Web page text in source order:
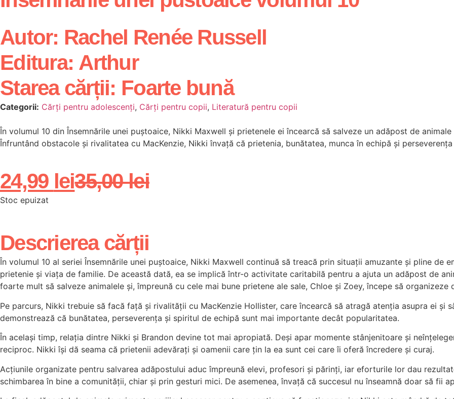
Autor: Rachel Renée Russell
Editura: Arthur
Starea cărții: Foarte bună
Categorii: Cărți pentru adolescenți, Cărți pentru copii, Literatură pentru copii
În volumul 10 din Însemnările unei puștoaice, Nikki Maxwell și prietenele ei încearcă să salveze un adăpost de
Înfruntând obstacole și rivalitatea cu MacKenzie, Nikki învață că prietenia, bunătatea, munca în echipă și
35,00lei
24,99 lei
Stoc epuizat
Descrierea cărții
În volumul 10 al seriei Însemnările unei puștoaice, Nikki Maxwell continuă să treacă prin situații amuzante și pline de
prietenie și viața de familie. De această dată, ea se implică într-o activitate caritabilă pentru a ajuta un adăpost de
foarte mult să salveze animalele și, împreună cu cele mai bune prietene ale sale, Chloe și Zoey, începe să
Pe parcurs, Nikki trebuie să facă față și rivalității cu MacKenzie Hollister, care încearcă să atragă atenția asupra ei și
demonstrează că bunătatea, perseverența și spiritul de echipă sunt mai importante decât popularitatea.
În același timp, relația dintre Nikki și Brandon devine tot mai apropiată. Deși apar momente stânjenitoare și
reciproc. Nikki își dă seama că prietenii adevărați și oamenii care țin la ea sunt cei care îi oferă încredere și curaj.
Acțiunile organizate pentru salvarea adăpostului aduc împreună elevi, profesori și părinți, iar eforturile lor dau
schimbarea în bine a comunității, chiar și prin gesturi mici. De asemenea, învață că succesul nu înseamnă doar să fii